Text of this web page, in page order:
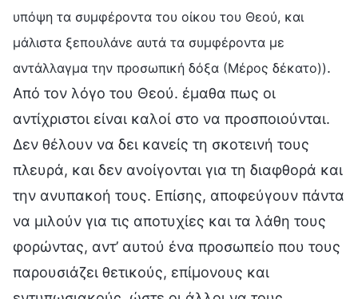
υπόψη τα συμφέροντα του οίκου του Θεού, και
μάλιστα ξεπουλάνε αυτά τα συμφέροντα με
αντάλλαγμα την προσωπική δόξα (Μέρος δέκατο)).
Από τον λόγο του Θεού. έμαθα πως οι
αντίχριστοι είναι καλοί στο να προσποιούνται.
Δεν θέλουν να δει κανείς τη σκοτεινή τους
πλευρά, και δεν ανοίγονται για τη διαφθορά και
την ανυπακοή τους. Επίσης, αποφεύγουν πάντα
να μιλούν για τις αποτυχίες και τα λάθη τους
φορώντας, αντ’ αυτού ένα προσωπείο που τους
παρουσιάζει θετικούς, επίμονους και